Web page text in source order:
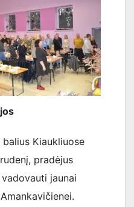
Kiaukliuose
pradėjus
jaunai